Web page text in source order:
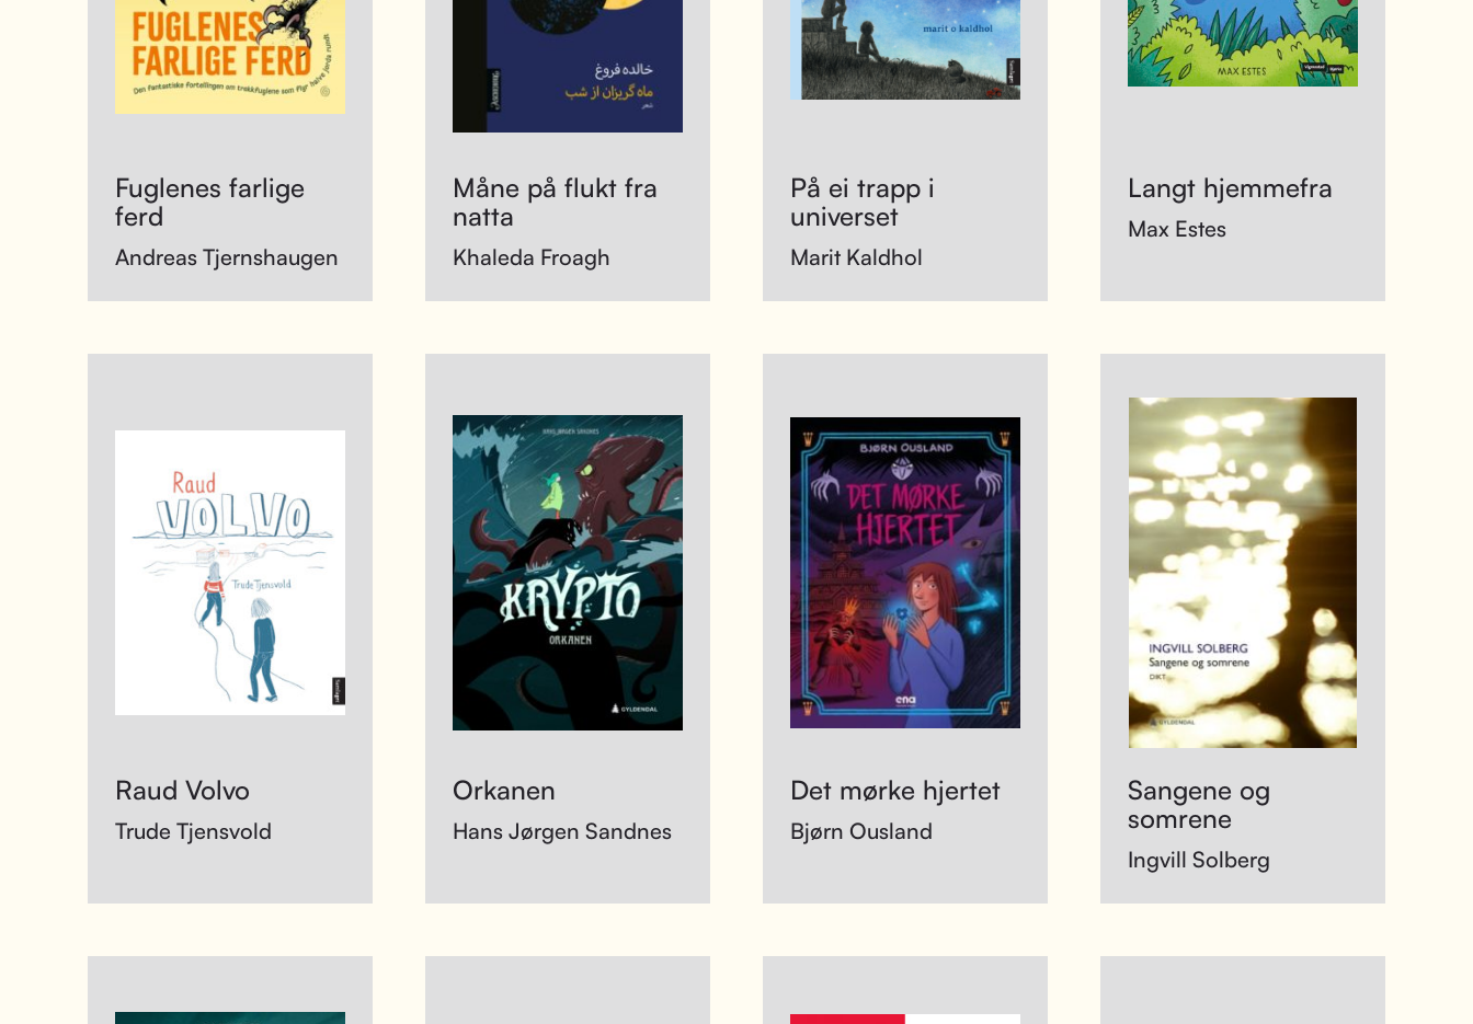
Fuglenes farlige
ferd
Andreas Tjernshaugen
Måne på flukt fra
natta
Khaleda Froagh
På ei trapp i
universet
Marit Kaldhol
Langt hjemmefra
Max Estes
Raud Volvo
Trude Tjensvold
Orkanen
Hans Jørgen Sandnes
Det mørke hjertet
Bjørn Ousland
Sangene og
somrene
Ingvill Solberg